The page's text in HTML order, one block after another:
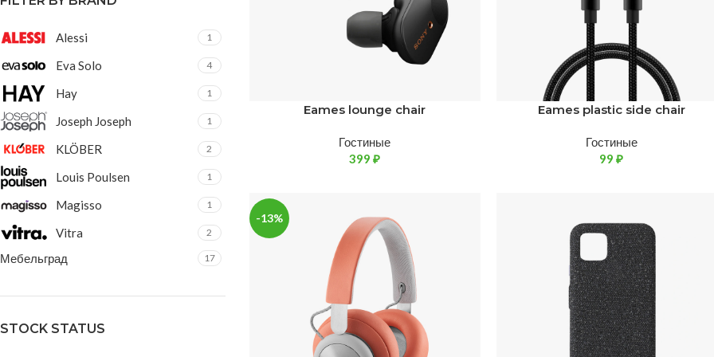
Alessi 1
Eva Solo 4
Hay 1
Joseph Joseph 1
KLÖBER 2
Louis Poulsen 1
Magisso 1
Vitra 2
Мебельград 17
STOCK STATUS
Eames lounge chair
Гостиные
399₽
Eames plastic side chair
Гостиные
99₽
-13%